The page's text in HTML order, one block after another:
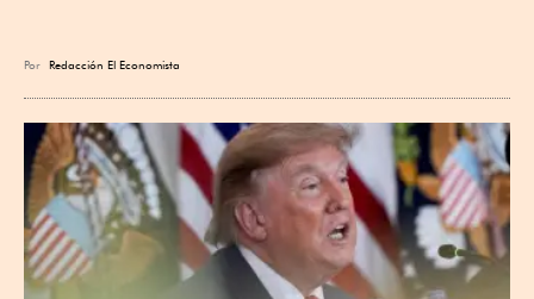
Por Redacción El Economista